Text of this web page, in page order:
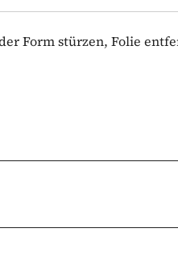
Form stürzen, Folie